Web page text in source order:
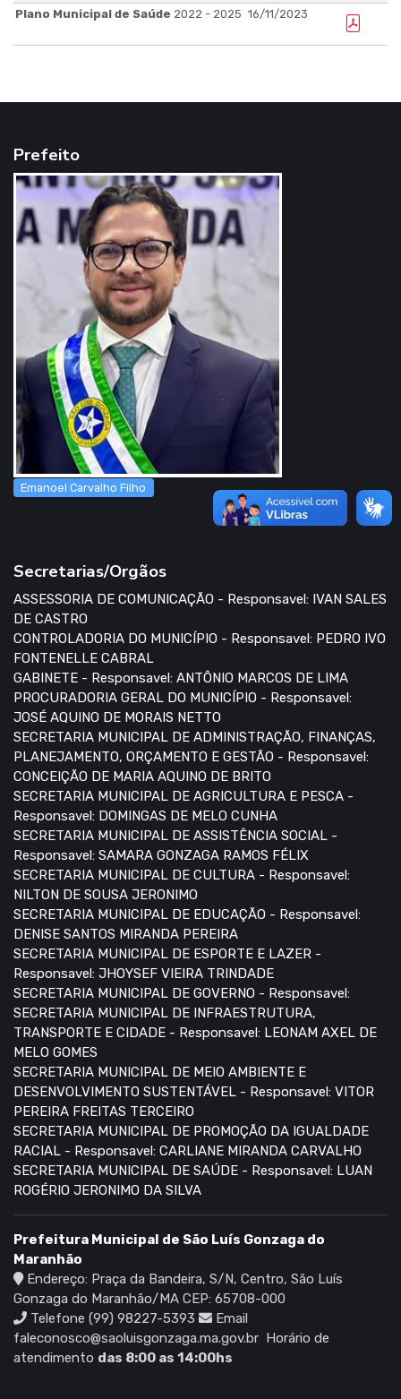
Plano Municipal de Saúde 2022 - 2025 16/11/2023
Prefeito
Emanoel Carvalho Filho
Secretarias/Orgãos
ASSESSORIA DE COMUNICAÇÃO - Responsavel: IVAN SALES
DE CASTRO
CONTROLADORIA DO MUNICÍPIO - Responsavel: PEDRO IVO
FONTENELLE CABRAL
GABINETE - Responsavel: ANTÔNIO MARCOS DE LIMA
PROCURADORIA GERAL DO MUNICÍPIO - Responsavel:
JOSÉ AQUINO DE MORAIS NETTO
SECRETARIA MUNICIPAL DE ADMINISTRAÇÃO, FINANÇAS,
PLANEJAMENTO, ORÇAMENTO E GESTÃO - Responsavel:
CONCEIÇÃO DE MARIA AQUINO DE BRITO
SECRETARIA MUNICIPAL DE AGRICULTURA E PESCA -
Responsavel: DOMINGAS DE MELO CUNHA
SECRETARIA MUNICIPAL DE ASSISTÊNCIA SOCIAL -
Responsavel: SAMARA GONZAGA RAMOS FÉLIX
SECRETARIA MUNICIPAL DE CULTURA - Responsavel:
NILTON DE SOUSA JERONIMO
SECRETARIA MUNICIPAL DE EDUCAÇÃO - Responsavel:
DENISE SANTOS MIRANDA PEREIRA
SECRETARIA MUNICIPAL DE ESPORTE E LAZER -
Responsavel: JHOYSEF VIEIRA TRINDADE
SECRETARIA MUNICIPAL DE GOVERNO - Responsavel:
SECRETARIA MUNICIPAL DE INFRAESTRUTURA,
TRANSPORTE E CIDADE - Responsavel: LEONAM AXEL DE
MELO GOMES
SECRETARIA MUNICIPAL DE MEIO AMBIENTE E
DESENVOLVIMENTO SUSTENTÁVEL - Responsavel: VITOR
PEREIRA FREITAS TERCEIRO
SECRETARIA MUNICIPAL DE PROMOÇÃO DA IGUALDADE
RACIAL - Responsavel: CARLIANE MIRANDA CARVALHO
SECRETARIA MUNICIPAL DE SAÚDE - Responsavel: LUAN
ROGÉRIO JERONIMO DA SILVA
Prefeitura Municipal de São Luís Gonzaga do
Maranhão
Endereço: Praça da Bandeira, S/N, Centro, São Luís
Gonzaga do Maranhão/MA CEP: 65708-000
Telefone (99) 98227-5393
Email
faleconosco@saoluisgonzaga.ma.gov.br Horário de
atendimento das 8:00 as 14:00hs